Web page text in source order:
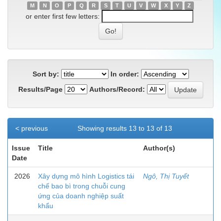
M
N O P Q R S T U V W X Y Z
or enter first few letters:
Sort by:
In order:
Results/Page
Authors/Record:
Showing results 13 to 13 of 13
< previous
Issue
Date
Title Author(s)
2026
Xây dựng mô hình Logistics tái
chế bao bì trong chuỗi cung
ứng của doanh nghiệp suất
khẩu
Ngô, Thị Tuyết